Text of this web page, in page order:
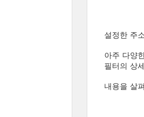
설정한 주
아주 다양
필터의 상
내용을 살